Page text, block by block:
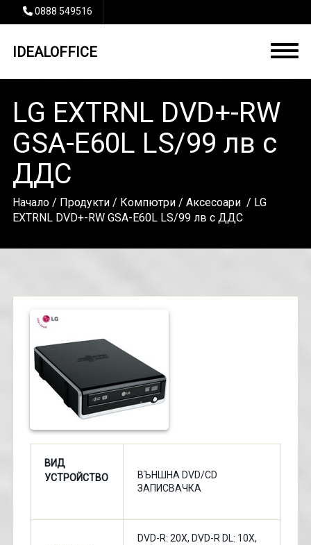
0888 549516
IDEALOFFICE
LG EXTRNL DVD+-RW
GSA-E60L LS/99 лв с
ДДС
Начало/ Продукти/ Компютри/ Аксесоари / LG
EXTRNL DVD+-RW GSA-E60L LS/99 лв с ДДС
ВИД
УСТРОЙСТВО
ВЪНШНА DVD/CD
ЗАПИСВАЧКА
DVD-R: 20X, DVD-R DL: 10X,